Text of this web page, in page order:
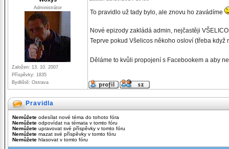
Administrátor
Založen: 13. 10. 2007
Příspěvky: 1835
Bydliště: Ostrava
To pravidlo už tady bylo, ale znovu ho zavádíme
Nové epizody zakládá admin, nejčastěji
Teprve pokud Všelicos někoho osloví (třeba
Děláme to kvůli propojení s Facebookem a aby
Pravidla
Nemůžete odesílat nové téma do tohoto fóra
Nemůžete odpovídat na témata v tomto fóru
Nemůžete upravovat své příspěvky v tomto fóru
Nemůžete mazat své příspěvky v tomto fóru
Nemůžete hlasovat v tomto fóru